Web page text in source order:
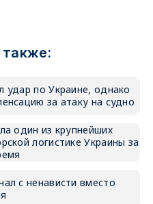
также:
удар по Украине, однако
за атаку на судно
один из крупнейших
логистике Украины за
с ненависти вместо